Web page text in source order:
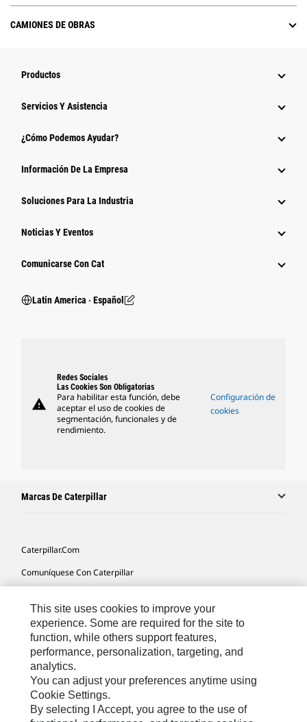
CAMIONES DE OBRAS
Productos
Servicios Y Asistencia
¿Cómo Podemos Ayudar?
Información De La Empresa
Soluciones Para La Industria
Noticias Y Eventos
Comunicarse Con Cat
Latin America ‧ Español
warning
Redes Sociales
Las Cookies Son Obligatorias
Para habilitar esta función, debe
aceptar el uso de cookies de
segmentación, funcionales y de
rendimiento.
Configuración de
cookies
Marcas De Caterpillar
Caterpillar.com
Comuníquese Con Caterpillar
Mapa Del Sitio
Cookie Settings
Avisos Legales
Privacidad
This site uses cookies to improve your
experience. Some are required for the site to
function, while others support features,
performance, personalization, targeting, and
analytics.
You can adjust your preferences anytime using
Cookie Settings.
By selecting I Accept, you agree to the use of